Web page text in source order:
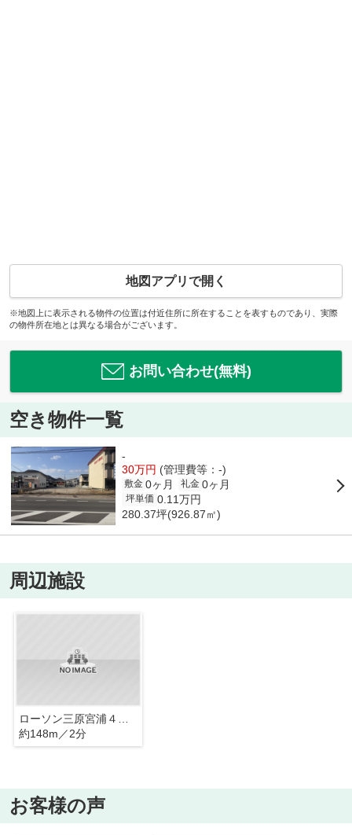
地図アプリで開く
※地図上に表示される物件の位置は付近住所に所在することを表すものであり、実際
の物件所在地とは異なる場合がございます。
お問い合わせ(無料)
空き物件一覧
-
30万円 (管理費等：-)
敷金 0ヶ月 礼金 0ヶ月
坪単価 0.11万円
280.37坪(926.87㎡)
周辺施設
約148m／2分
お客様の声